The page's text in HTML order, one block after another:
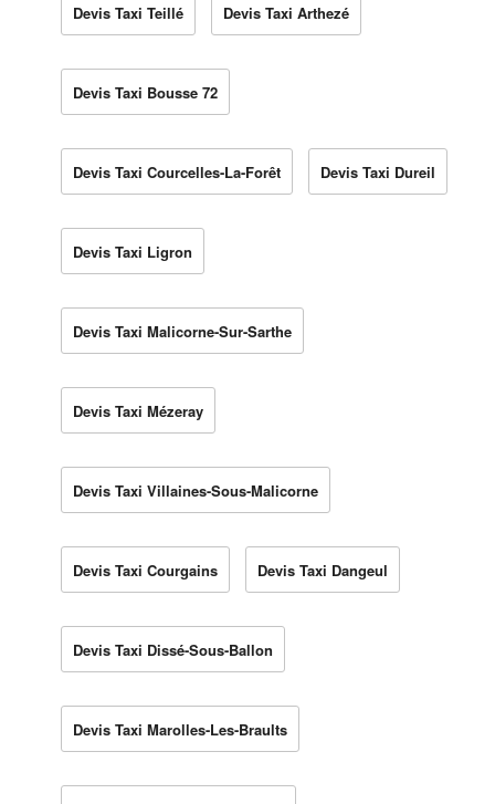
Devis Taxi Teillé Devis Taxi Arthezé
Devis Taxi Bousse 72
Devis Taxi Courcelles-La-Forêt Devis Taxi Dureil
Devis Taxi Ligron
Devis Taxi Malicorne-Sur-Sarthe
Devis Taxi Mézeray
Devis Taxi Villaines-Sous-Malicorne
Devis Taxi Courgains Devis Taxi Dangeul
Devis Taxi Dissé-Sous-Ballon
Devis Taxi Marolles-Les-Braults